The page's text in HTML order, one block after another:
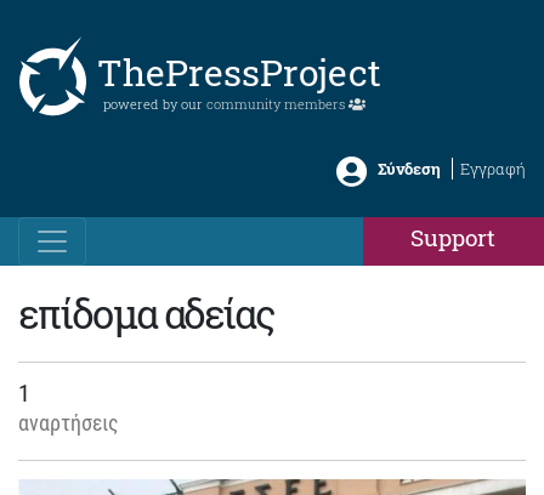
ThePressProject
powered by our community members
Σύνδεση Εγγραφή
Support
επίδομα αδείας
1
αναρτήσεις